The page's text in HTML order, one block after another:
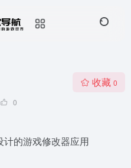
0
收藏 0
的游戏修改器应用